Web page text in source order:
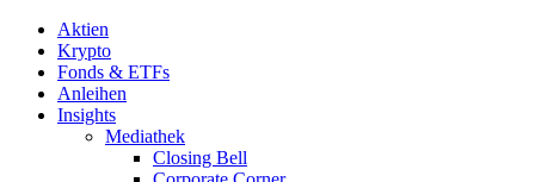
Aktien
Krypto
Fonds & ETFs
Anleihen
Insights
Mediathek
Closing Bell